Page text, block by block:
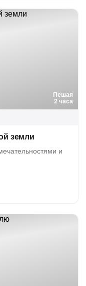
Пешая
2 часа
земли
и